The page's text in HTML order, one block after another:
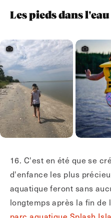
Les pieds dans l'eau
16. C'est en été que se
d'enfance les plus
aquatique feront sans
longtemps après la fin de